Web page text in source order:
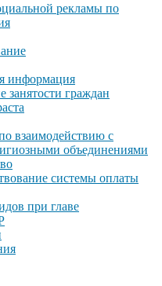
рекламы по
информация
занятости граждан
взаимодействию с
объединениями
системы оплаты
при главе